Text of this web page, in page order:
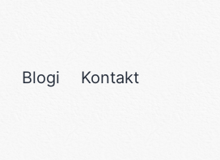
Blogi Kontakt